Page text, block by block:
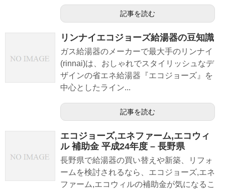
記事を読む
リンナイエコジョーズ給湯器の豆知識
ガス給湯器のメーカーで最大手のリンナイ
(rinnai)は、おしゃれでスタイリッシュなデ
ザインの省エネ給湯器『エコジョーズ』を
中心としたライン...
記事を読む
エコジョーズ,エネファーム,エコウィ
ル 補助金 平成24年度 – 長野県
長野県で給湯器の買い替えや新築、リフォ
ームを検討されるなら、エコジョーズ,エネ
ファーム,エコウィルの補助金が気になるこ